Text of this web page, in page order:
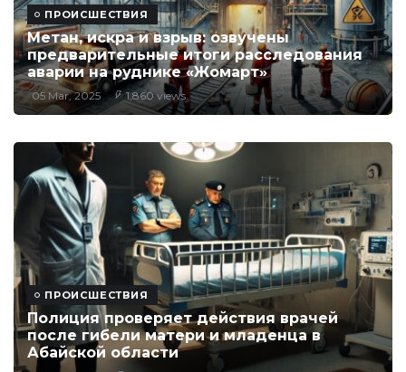
ПРОИСШЕСТВИЯ
Метан, искра и взрыв: озвучены
предварительные итоги расследования
аварии на руднике «Жомарт»
05 Mar, 2025 1,860 views
ПРОИСШЕСТВИЯ
Полиция проверяет действия врачей
после гибели матери и младенца в
Абайской области